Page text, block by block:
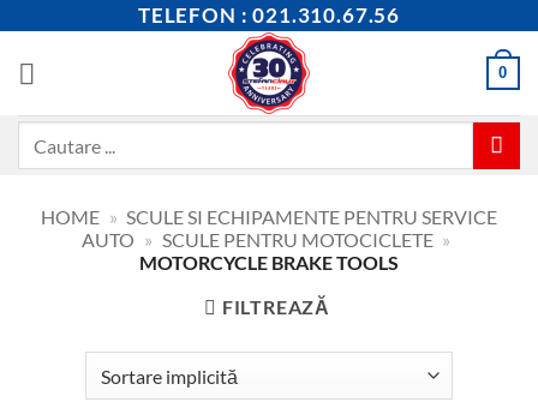
content
TELEFON : 021.310.67.56
0
HOME » SCULE SI ECHIPAMENTE PENTRU SERVICE
AUTO » SCULE PENTRU MOTOCICLETE »
MOTORCYCLE BRAKE TOOLS
FILTREAZĂ